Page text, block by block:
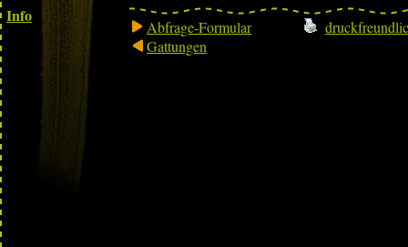
Info
Abfrage-Formular
Gattungen